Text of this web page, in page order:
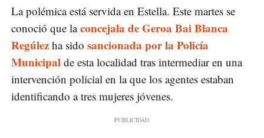
La polémica está servida en Estella. Este martes se
conoció que laconcejala de Geroa Bai Blanca
Regúlez ha sido sancionada por la Policía
Municipal de esta localidad tras intermediar en una
intervención policial en la que los agentes estaban
identificando a tres mujeres jóvenes.